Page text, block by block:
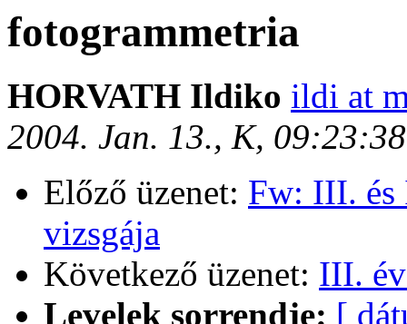
fotogrammetria
HORVATH Ildiko ildi at
2004. Jan. 13., K,
Előző üzenet: Fw: III. és
vizsgája
Következő üzenet: III.
Levelek sorrendje: [